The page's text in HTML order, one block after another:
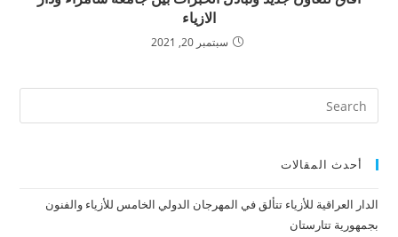
الازياء
سبتمبر 20, 2021
أحدث المقالات
الدار العراقية للأزياء تتألق في المهرجان الدولي الخامس للأزياء والفنون
بجمهورية تتارستان